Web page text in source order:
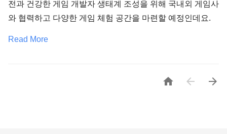
전과 건강한 게임 개발자 생태계 조성을 위해 국내외 게임사
와 협력하고 다양한 게임 체험 공간을 마련할 예정인데요.
Read More
  